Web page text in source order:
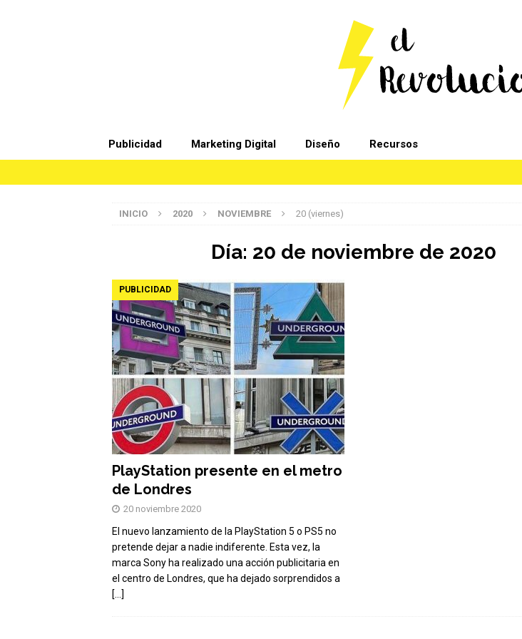
Publicidad Marketing Digital Diseño Recursos
INICIO 2020 NOVIEMBRE 20 (viernes)
Día: 20 de noviembre de 2020
PUBLICIDAD
PlayStation presente en el metro
de Londres
20 noviembre 2020
El nuevo lanzamiento de la PlayStation 5 o PS5 no
pretende dejar a nadie indiferente. Esta vez, la
marca Sony ha realizado una acción publicitaria en
el centro de Londres, que ha dejado sorprendidos a
[…]